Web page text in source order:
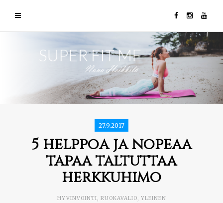
27.9.2017
5 helppoa ja nopeaa
tapaa taltuttaa
herkkuhimo
HYVINVOINTI, RUOKAVALIO, YLEINEN